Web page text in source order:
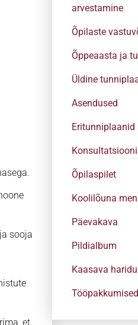
sooja
et
arvestamine
Õpilaste
Õppeaasta ja
Üldine
Asendused
Eritunniplaanid
Õpilaspilet
Koolilõuna
Päevakava
Pildialbum
Kaasava
Tööpakkumised